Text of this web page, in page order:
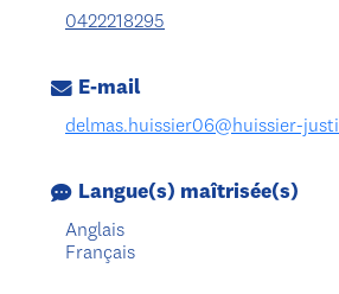
0422218295
E-mail
delmas.huissier06@huissier-
Langue(s) maîtrisée(s)
Anglais
Français